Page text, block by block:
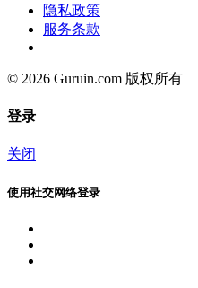
隐私政策
服务条款
© 2026 Guruin.com 版权所有
登录
关闭
使用社交网络登录